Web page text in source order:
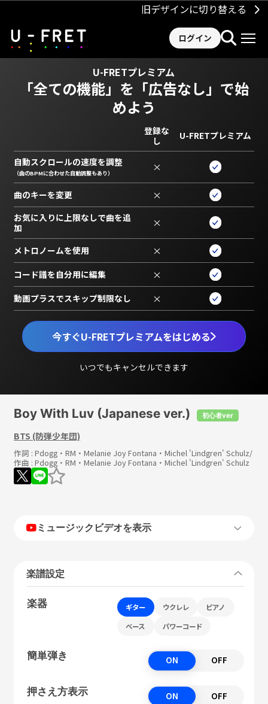
旧デザインに切り替える
ログイン
U-FRETプレミアム
「全ての機能」を 「広告なし」で始
めよう
今すぐU-FRETプレミアムをはじめる
いつでもキャンセルできます
登録な
し
U-FRETプレミアム
自動スクロールの速度を調整
（曲のBPMに合わせた自動調整もあり） ×
曲のキーを変更 ×
お気に入りに上限なしで曲を追
加
×
メトロノームを使用 ×
コード譜を自分用に編集 ×
動画プラスでスキップ制限なし ×
Boy With Luv (Japanese ver.) 初心者ver
BTS (防弾少年団)
作詞 : Pdogg・RM・Melanie Joy Fontana・Michel 'Lindgren' Schulz/
作曲 : Pdogg・RM・Melanie Joy Fontana・Michel 'Lindgren' Schulz
ミュージックビデオを表示
楽譜設定
楽器 ギター ウクレレ ピアノ
ベース パワーコード
簡単弾き ON OFF
押さえ方表示 ON OFF